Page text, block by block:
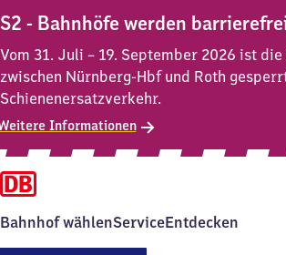
S2 - Bahnhöfe werden
Vom 31. Juli – 19. September 2026 ist
zwischen Nürnberg-Hbf und Roth
Schienenersatzverkehr.
Informationen
Bahnhof wählenServiceEntdecken